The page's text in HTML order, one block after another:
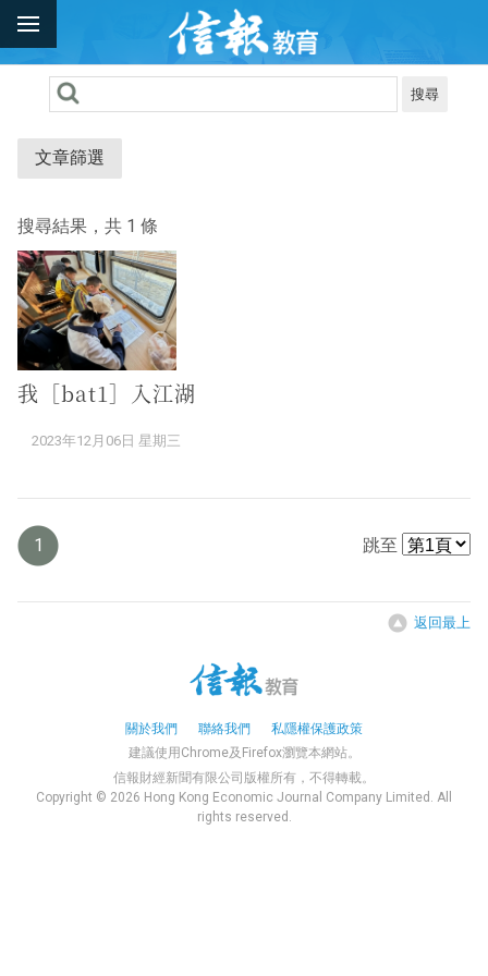
搜尋
文章篩選
搜尋結果，共 1 條
我［bat1］入江湖
2023年12月06日 星期三
1 跳至
返回最上
關於我們 聯絡我們
私隱權保護政策
建議使用Chrome及Firefox瀏覽本網站。
信報財經新聞有限公司版權所有，不得轉載。
Copyright © 2026 Hong Kong Economic Journal Company Limited. All
rights reserved.